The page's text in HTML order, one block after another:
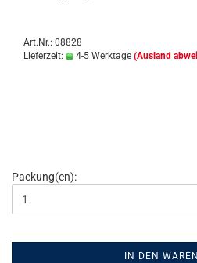
Art.Nr.: 08828
Lieferzeit:
4-5 Werktage (Ausland
Packung(en):
IN DEN